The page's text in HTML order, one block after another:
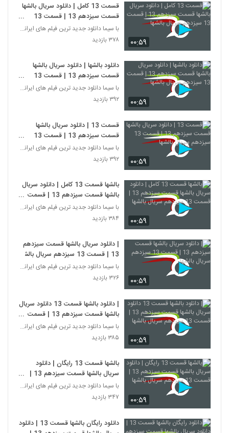
۰۰:۵۹
قسمت 13 کامل | دانلود سریال بالشها
قسمت سیزدهم 13 | قسمت 13
سیزدهم سریال بالشها
با سیما دانلود جدید ترین فیلم های ایرانی را در لحظ
۳۷۸ بازدید
۰۰:۵۹
دانلود بالشها | دانلود سریال بالشها
قسمت سیزدهم 13 | قسمت 13
سیزدهم سریال بالشها
با سیما دانلود جدید ترین فیلم های ایرانی را در لحظ
۳۹۲ بازدید
۰۰:۵۹
قسمت 13 | دانلود سریال بالشها
قسمت سیزدهم 13 | قسمت 13
سیزدهم سریال بالشها
با سیما دانلود جدید ترین فیلم های ایرانی را در لحظ
۳۹۲ بازدید
۰۰:۵۹
بالشها قسمت 13 کامل | دانلود سریال
بالشها قسمت سیزدهم 13 | قسمت
13 سیزدهم سریال بالشها
با سیما دانلود جدید ترین فیلم های ایرانی را در لحظ
۳۸۴ بازدید
۰۰:۵۹
| دانلود سریال بالشها قسمت سیزدهم
13 | قسمت 13 سیزدهم سریال بالشها
با سیما دانلود جدید ترین فیلم های ایرانی را در لحظ
۳۲۶ بازدید
۰۰:۵۹
| دانلود بالشها قسمت 13 دانلود سریال
بالشها قسمت سیزدهم 13 | قسمت
13 سیزدهم سریال بالشها
با سیما دانلود جدید ترین فیلم های ایرانی را در لحظ
۳۸۵ بازدید
۰۰:۵۹
بالشها قسمت 13 رایگان | دانلود
سریال بالشها قسمت سیزدهم 13 |
قسمت 13 سیزدهم سریال بالشها
با سیما دانلود جدید ترین فیلم های ایرانی را در لحظ
۳۴۷ بازدید
دانلود رایگان بالشها قسمت 13 | دانلود